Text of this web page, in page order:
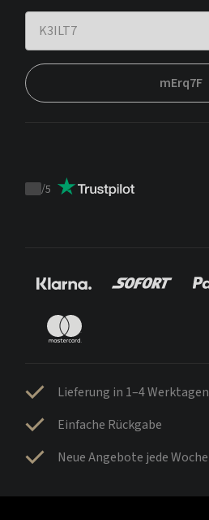
mErq7F
Trustpilot
/5
Lieferung in 1–4 Werktagen
Einfache Rückgabe
Neue Angebote jede Woche